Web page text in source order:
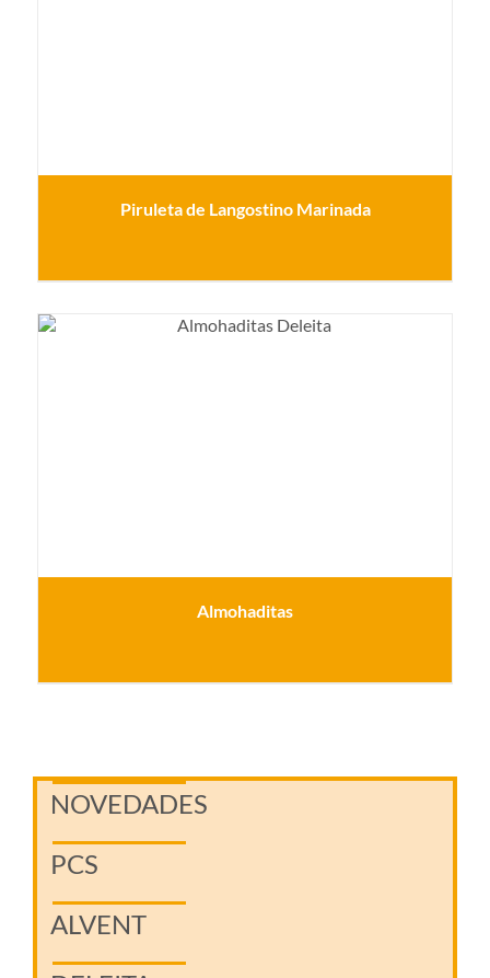
Piruleta de Langostino Marinada
Almohaditas
NOVEDADES
PCS
ALVENT